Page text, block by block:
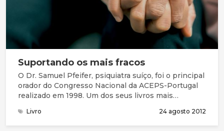
Suportando os mais fracos
O Dr. Samuel Pfeifer, psiquiatra suíço, foi o principal
orador do Congresso Nacional da ACEPS-Portugal
realizado em 1998. Um dos seus livros mais
Counselling and Contemporary Psychiatry, poderá
ser lido aqui.
Livro 24 agosto 2012